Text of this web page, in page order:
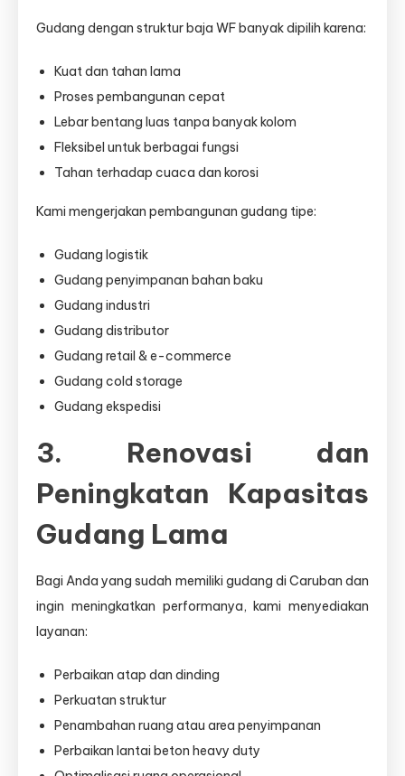
Gudang dengan struktur baja WF banyak dipilih karena:
Kuat dan tahan lama
Proses pembangunan cepat
Lebar bentang luas tanpa banyak kolom
Fleksibel untuk berbagai fungsi
Tahan terhadap cuaca dan korosi
Kami mengerjakan pembangunan gudang tipe:
Gudang logistik
Gudang penyimpanan bahan baku
Gudang industri
Gudang distributor
Gudang retail & e-commerce
Gudang cold storage
Gudang ekspedisi
3. Renovasi dan
Peningkatan Kapasitas
Gudang Lama
Bagi Anda yang sudah memiliki gudang di Caruban dan
ingin meningkatkan performanya, kami menyediakan
layanan:
Perbaikan atap dan dinding
Perkuatan struktur
Penambahan ruang atau area penyimpanan
Perbaikan lantai beton heavy duty